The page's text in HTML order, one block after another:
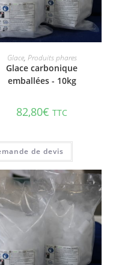
AJOUTER AU PANIER
Glace, Produits phares
Glace carbonique
emballées - 10kg
82,80€ TTC